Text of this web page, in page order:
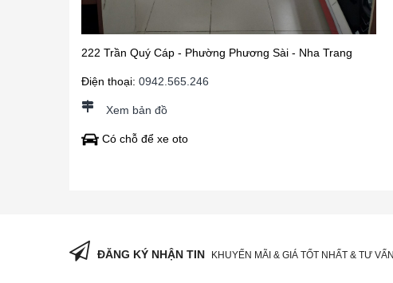
222 Trần Quý Cáp - Phường Phương Sài - Nha Trang
Điện thoại: 0942.565.246
Xem bản đồ
Có chỗ để xe oto
ĐĂNG KÝ NHẬN TIN KHUYẾN MÃI & GIÁ TỐT NHẤT & TƯ VẤN